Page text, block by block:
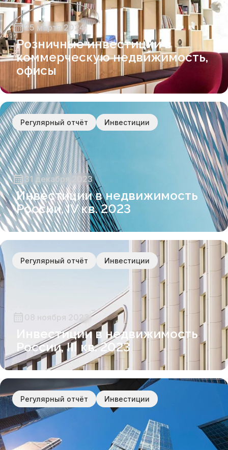
25 марта 2024
Розничные инвестиции в
коммерческую недвижимость,
офисы
Регулярный отчёт Инвестиции
31 декабря 2023
Инвестиции в недвижимость
России, IV кв. 2023
Регулярный отчёт Инвестиции
08 ноября 2023
Инвестиции в недвижимость
России, III кв. 2023
Регулярный отчёт Инвестиции